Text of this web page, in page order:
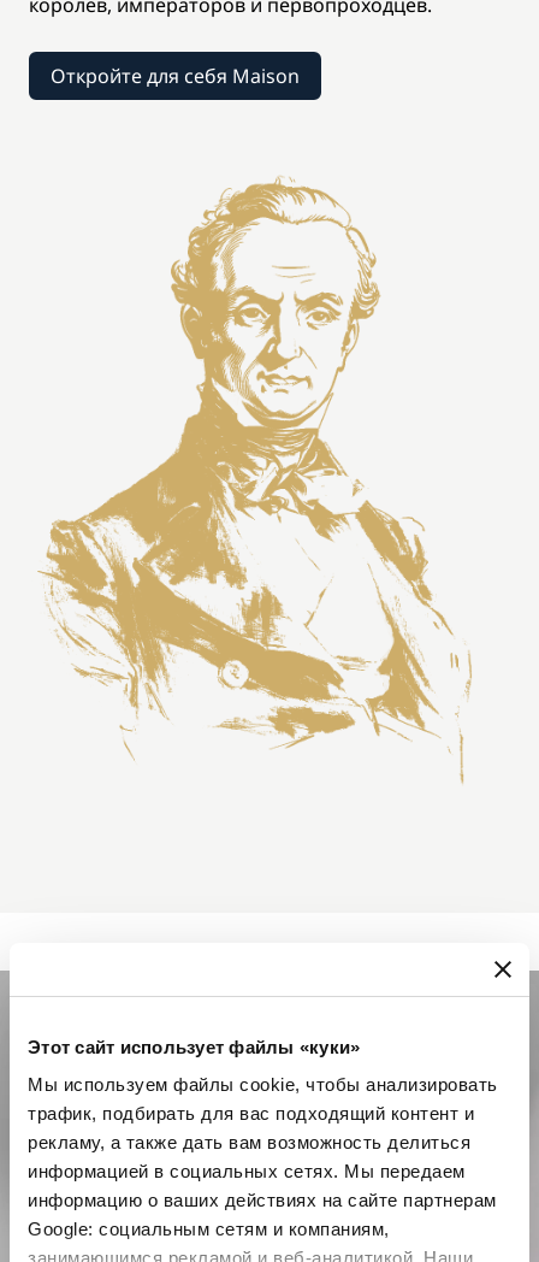
Этот сайт использует файлы «куки»
Мы используем файлы cookie, чтобы анализировать
трафик, подбирать для вас подходящий контент и
рекламу, а также дать вам возможность делиться
информацией в социальных сетях. Мы передаем
информацию о ваших действиях на сайте партнерам
Google: социальным сетям и компаниям,
занимающимся рекламой и веб-аналитикой. Наши
Откройте для себя Maison